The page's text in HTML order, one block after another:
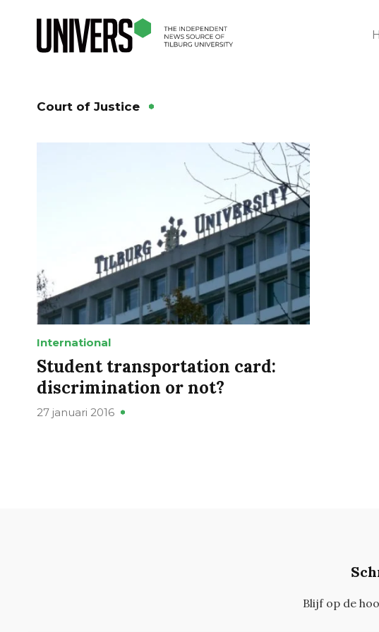
Court of Justice
International
Student transportation card:
discrimination or not?
27 januari 2016
Blijf op de